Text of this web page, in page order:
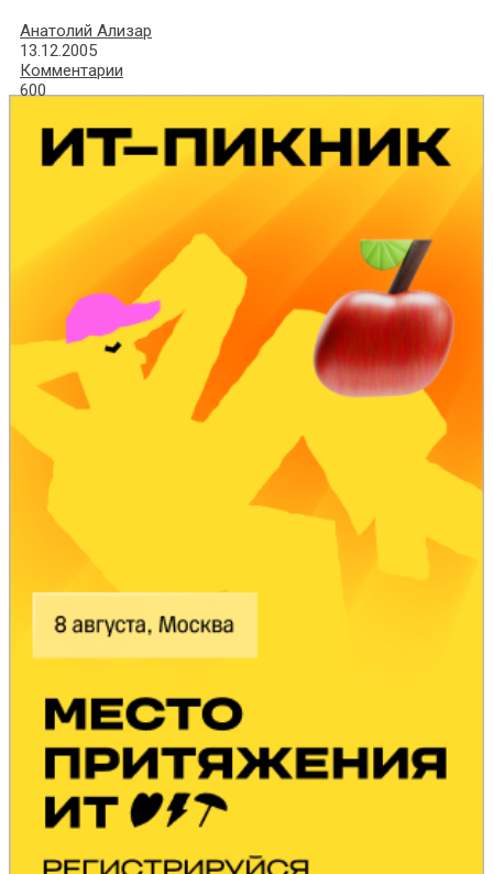
Анатолий Ализар
13.12.2005
Комментарии
600